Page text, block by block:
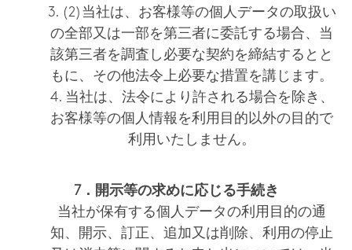
3. (2)当社は、お客様等の個人データの取扱い
の全部又は一部を第三者に委託する場合、当
該第三者を調査し必要な契約を締結するとと
もに、その他法令上必要な措置を講じます。
4. 当社は、法令により許される場合を除き、
お客様等の個人情報を利用目的以外の目的で
利用いたしません。
7．開示等の求めに応じる手続き
当社が保有する個人データの利用目的の通
知、開示、訂正、追加又は削除、利用の停止